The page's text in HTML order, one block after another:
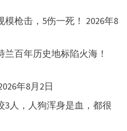
枪击，5伤一死！ 2026年8
百年历史地标陷火海！
年8月2日
3人，人狗浑身是血，都很